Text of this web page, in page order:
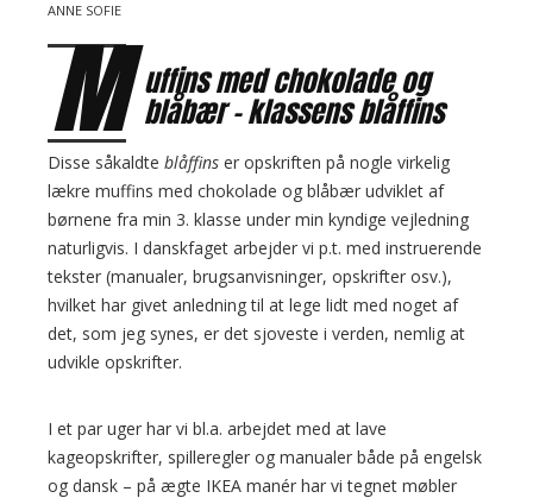
ANNE SOFIE
M uffins med chokolade og
blåbær – klassens blåffins
Disse såkaldte blåffins er opskriften på nogle virkelig
lækre muffins med chokolade og blåbær udviklet af
børnene fra min 3. klasse under min kyndige vejledning
naturligvis. I danskfaget arbejder vi p.t. med instruerende
tekster (manualer, brugsanvisninger, opskrifter osv.),
hvilket har givet anledning til at lege lidt med noget af
det, som jeg synes, er det sjoveste i verden, nemlig at
udvikle opskrifter.
I et par uger har vi bl.a. arbejdet med at lave
kageopskrifter, spilleregler og manualer både på engelsk
og dansk – på ægte IKEA manér har vi tegnet møbler